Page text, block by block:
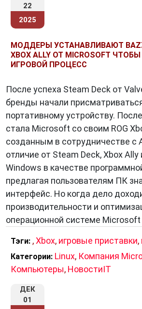
22
2025
МОДДЕРЫ УСТАНАВЛИВАЮТ
XBOX ALLY ОТ MICROSOFT
ИГРОВОЙ ПРОЦЕСС
После успеха Steam Deck от
бренды начали
портативному устройству.
стала Microsoft со своим ROG
созданным в сотрудничестве с
отличие от Steam Deck, Xbox Ally
Windows в качестве
предлагая пользователям ПК
интерфейс. Но когда дело
производительности и
операционной системе Microsoft
Тэги: ,Xbox, игровые приставки,
Категории: Linux, Компания
Компьютеры, НовостиIT
ДЕК
01